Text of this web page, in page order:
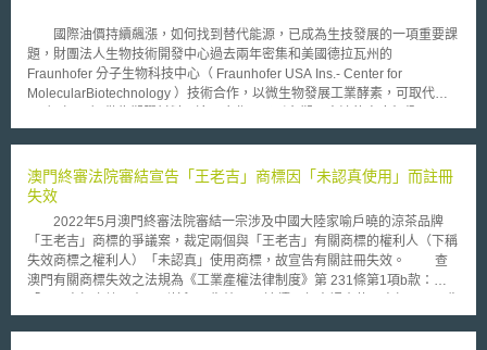
國際油價持續飆漲，如何找到替代能源，已成為生技發展的一項重要課
題，財團法人生物技術開發中心過去兩年密集和美國德拉瓦州的
Fraunhofer 分子生物科技中心（ Fraunhofer USA Ins.- Center for
MolecularBiotechnology ）技術合作，以微生物發展工業酵素，可取代乙
生技中心自去年起與美國 Fraunhofer 衍生公司 Athenabio 合作，投入二十
化工原料在西方已被視為取代乙二醇，扮演「生化煉油廠」的典型產品，結
合對苯二甲酸（ TPA ）後，可做為保特瓶等塑膠容器。 除了工業酵素
外，生技中心也與美國 Fraunhofer 分支機構分子生物科技中心簽署合作協
議，計劃未來兩年內，以植物根部來生產流感疫苗，而以植物來生產流感疫
苗的技術，其收成期僅需二至三周，每公斤的植物根部可生產的疫苗約○．
二至○．五毫升，同時可省下四億美元投資額的生物發酵槽。此項利用植物
扮演製藥廠的構想，該中心算是這項領域的技術領先者，以相同的技術所生
），將進行一期臨床試驗。
澳門終審法院審結宣告「王老吉」商標因「未認真使用」而註冊
失效
2022年5月澳門終審法院審結一宗涉及中國大陸家喻戶曉的涼茶品牌
「王老吉」商標的爭議案，裁定兩個與「王老吉」有關商標的權利人（下稱
失效商標之權利人）「未認真」使用商標，故宣告有關註冊失效。 查
澳門有關商標失效之法規為《工業產權法律制度》第 231條第1項b款：
效商標之權利人主張延展商標專用期限，應認為有認真使用商標，但最後終